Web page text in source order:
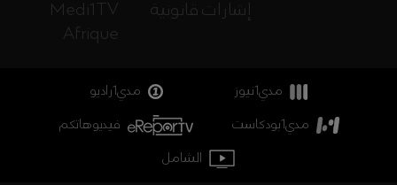
Medi1TV
Afrique
إشارات قانونية
مدي1نيوز
مدي1راديو
مدي1بودكاست
فيديوهاتكم
الشامل